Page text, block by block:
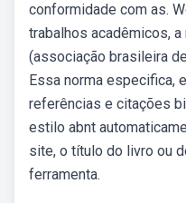
conformidade com as.
trabalhos acadêmicos,
(associação brasileira
Essa norma especifica,
referências e citações
estilo abnt
site, o título do livro ou
ferramenta.